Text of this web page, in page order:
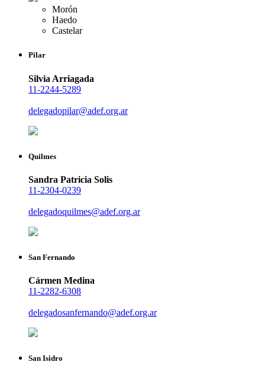
Morón
Haedo
Castelar
Pilar
Silvia Arriagada
11-2244-5289
delegadopilar@adef.org.ar
Quilmes
Sandra Patricia Solis
11-2304-0239
delegadoquilmes@adef.org.ar
San Fernando
Cármen Medina
11-2282-6308
delegadosanfernando@adef.org.ar
San Isidro